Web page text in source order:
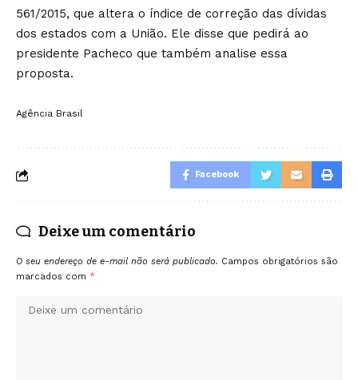
561/2015, que altera o índice de correção das dívidas
dos estados com a União. Ele disse que pedirá ao
presidente Pacheco que também analise essa
proposta.
Agência Brasil
Facebook
Deixe um comentário
O seu endereço de e-mail não será publicado. Campos obrigatórios são
marcados com *